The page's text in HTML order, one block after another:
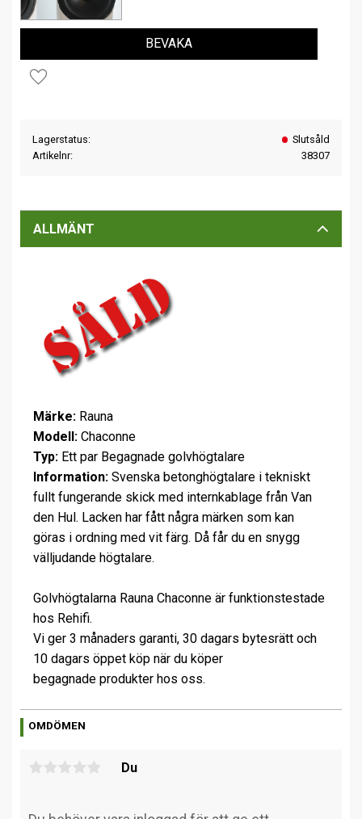
Lägg till i favoriter
BEVAKA
Lagerstatus
Slutsåld
Artikelnr
38307
ALLMÄNT
Märke: Rauna
Modell: Chaconne
Typ: Ett par Begagnade golvhögtalare
Information: Svenska betonghögtalare i tekniskt
fullt fungerande skick med internkablage från Van
den Hul. Lacken har fått några märken som kan
göras i ordning med vit färg. Då får du en snygg
välljudande högtalare.
Golvhögtalarna Rauna Chaconne är funktionstestade
hos Rehifi.
Vi ger 3 månaders garanti, 30 dagars bytesrätt och
10 dagars öppet köp när du köper
begagnade produkter hos oss.
OMDÖMEN
Du